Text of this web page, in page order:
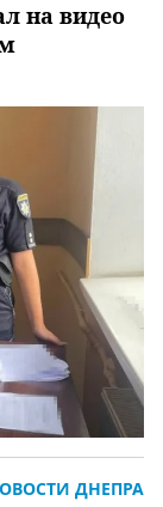
на видео
ДНЕПРА